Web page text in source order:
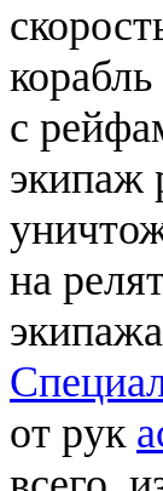
с
экипаж
на
от рук